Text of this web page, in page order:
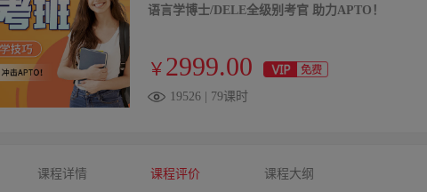
语言学博士/DELE全级别考官 助力APTO！
￥ 2999.00
19526 | 79课时
课程详情 课程评价 课程大纲